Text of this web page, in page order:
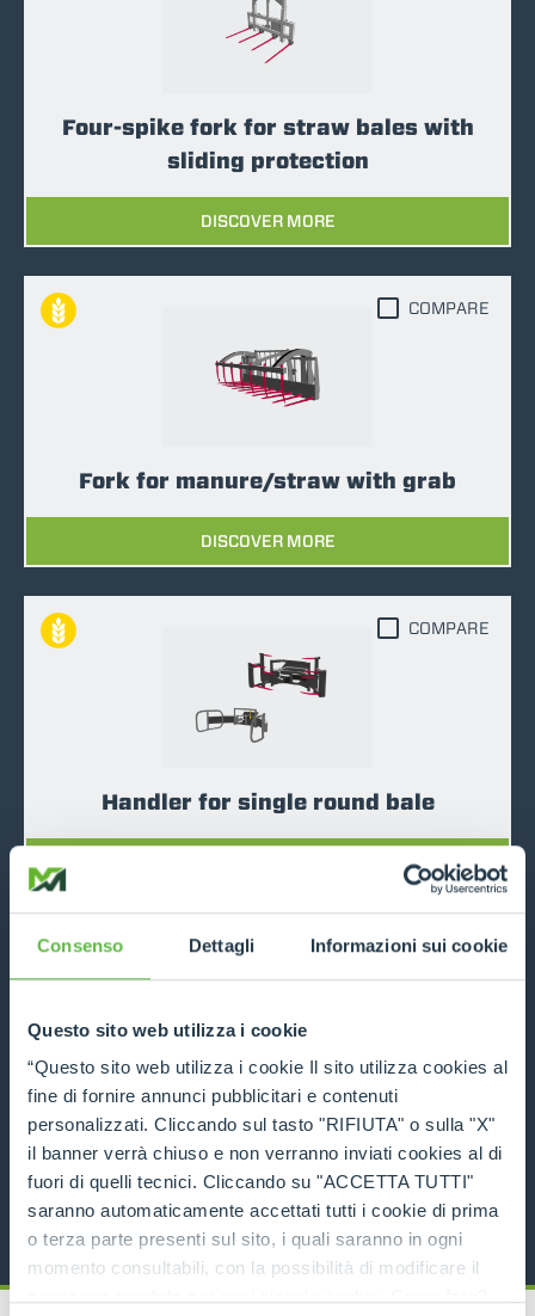
Consenso Dettagli Informazioni sui cookie
Questo sito web utilizza i cookie
“Questo sito web utilizza i cookie Il sito utilizza cookies al
fine di fornire annunci pubblicitari e contenuti
personalizzati. Cliccando sul tasto "RIFIUTA" o sulla "X"
il banner verrà chiuso e non verranno inviati cookies al di
fuori di quelli tecnici. Cliccando su "ACCETTA TUTTI"
saranno automaticamente accettati tutti i cookie di prima
o terza parte presenti sul sito, i quali saranno in ogni
momento consultabili, con la possibilità di modificare il
Four-spike fork for straw bales with
sliding protection
DISCOVER MORE
Fork for manure/straw with grab
DISCOVER MORE
COMPARE
Handler for single round bale
COMPARE
Handler for double round bale
DISCOVER MORE
COMPARE